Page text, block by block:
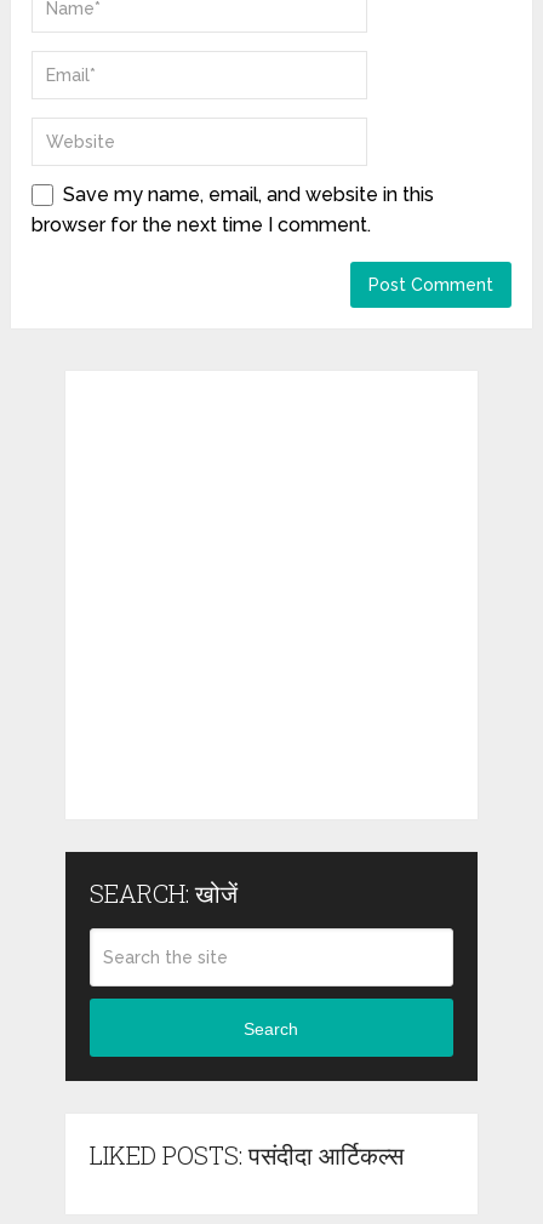
Save my name, email, and website in this
browser for the next time I comment.
SEARCH: खोजें
Search
LIKED POSTS: पसंदीदा आर्टिकल्स